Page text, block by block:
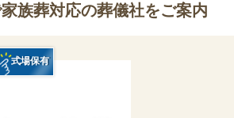
族葬対応の葬儀社をご案内
式場保有